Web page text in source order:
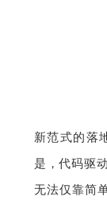
新范式的落
是，代码驱
无法仅靠简